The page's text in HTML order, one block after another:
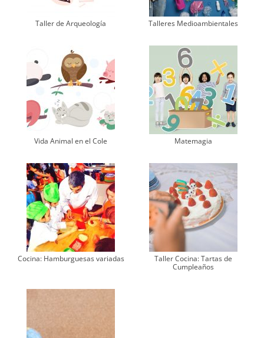
Taller de Arqueología Talleres Medioambientales
Vida Animal en el Cole Matemagia
Cocina: Hamburguesas variadas
Taller Cocina: Tartas de
Cumpleaños